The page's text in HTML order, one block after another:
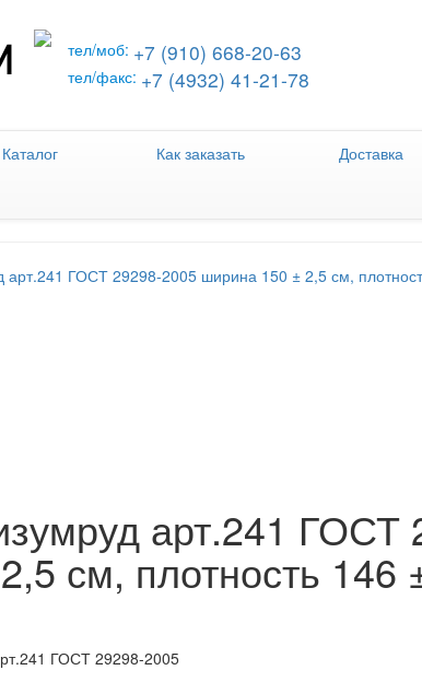
тел/моб: +7 (910) 668-20-63
тел/факс: +7 (4932) 41-21-78
Каталог Как заказать Доставка
арт.241
см, плотность 146
ГОСТ 29298-2005